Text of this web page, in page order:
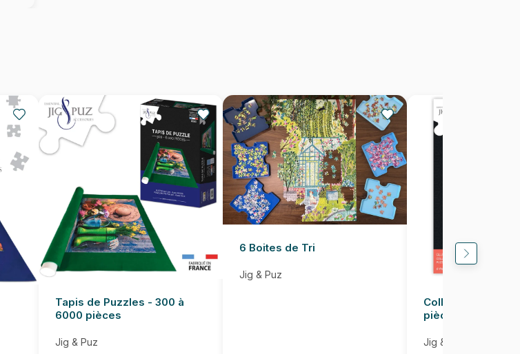
Tapis de Puzzles - 300 à
6000 pièces
Jig & Puz
6 Boites de Tri
Jig & Puz
Colle pour Puzzle
pièces
Jig & Puz